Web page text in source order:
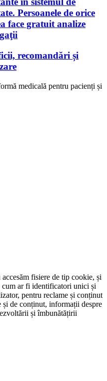
Persoanele de orice
face gratuit analize
recomandări și
medicală pentru pacienți și
fisiere de tip cookie, și
cum ar fi identificatori unici și
pentru reclame și conținut
și de conținut, informații despre
și îmbunătățirii